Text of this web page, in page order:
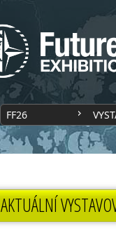
FF26
AKTUÁLNÍ